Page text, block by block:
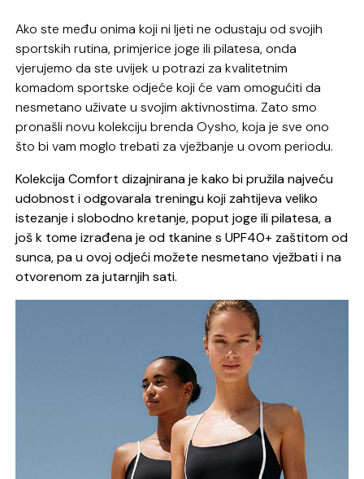
Ako ste među onima koji ni ljeti ne odustaju od svojih
sportskih rutina, primjerice joge ili pilatesa, onda
vjerujemo da ste uvijek u potrazi za kvalitetnim
komadom sportske odjeće koji će vam omogućiti da
nesmetano uživate u svojim aktivnostima. Zato smo
pronašli novu kolekciju brenda Oysho, koja je sve ono
što bi vam moglo trebati za vježbanje u ovom periodu.
Kolekcija Comfort dizajnirana je kako bi pružila najveću
udobnost i odgovarala treningu koji zahtijeva veliko
istezanje i slobodno kretanje, poput joge ili pilatesa, a
još k tome izrađena je od tkanine s UPF40+ zaštitom od
sunca, pa u ovoj odjeći možete nesmetano vježbati i na
otvorenom za jutarnjih sati.